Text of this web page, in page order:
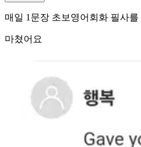
매일 1문장 초보영어회화 필사를
마쳤어요